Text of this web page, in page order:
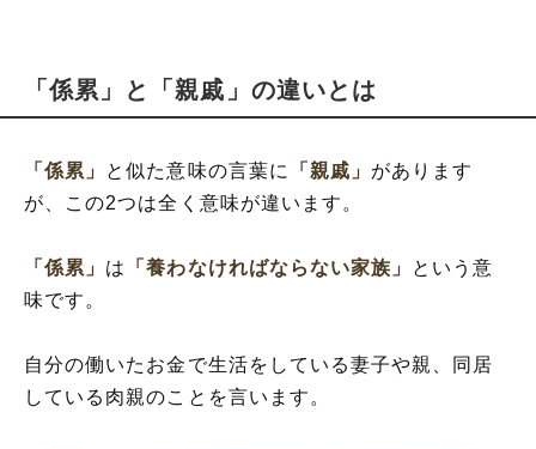
「係累」と「親戚」の違いとは
「係累」 と似た意味の言葉に 「親戚」 があります
が、この2つは全く意味が違います。
「係累」 は 「養わなければならない家族」
という意
味です。
自分の働いたお金で生活をしている妻子や親、同居
している肉親のことを言います。